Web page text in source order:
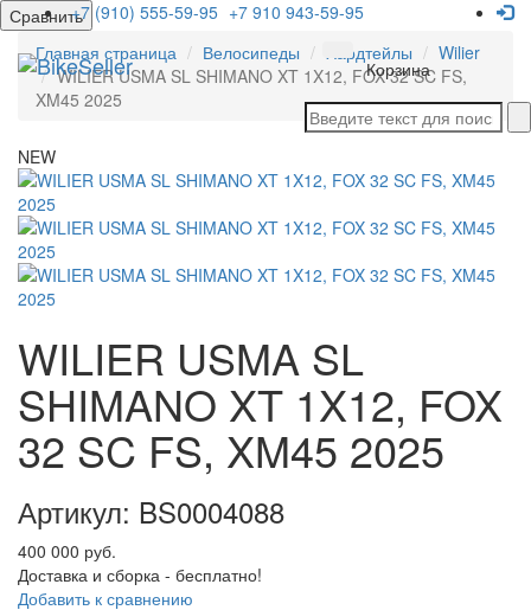
Сравнить+7 (910) 555-59-95 +7 910 943-59-95
Корзина
Главная страница Велосипеды Хардтейлы
Wilier
WILIER USMA SL SHIMANO XT 1X12, FOX 32 SC FS,
XM45 2025
NEW
WILIER USMA SL
SHIMANO XT 1X12, FOX
32 SC FS, XM45 2025
Артикул: BS0004088
400 000 руб.
Доставка и сборка - бесплатно!
Добавить к сравнению